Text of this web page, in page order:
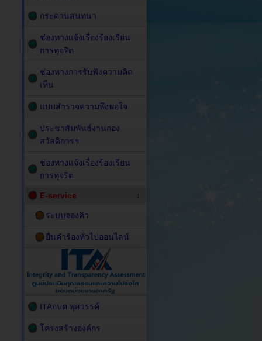
กระดานสนทนา
ช่องทางแจ้งเรื่องร้องเรียน
การทุจริต
ช่องทางการรับฟังความคิด
เห็น
แบบสำรวจความพึงพอใจ
ประชาสัมพันธ์งานกอง
สวัสดิการฯ
ช่องทางแจ้งเรื่องร้องเรียน
การทุจริต
E-service
ระบบจองคิว
ยื่นคำร้องทั่วไปออนไลน์
ITAอบต.พุสวรรค์
โครงสร้างองค์กร